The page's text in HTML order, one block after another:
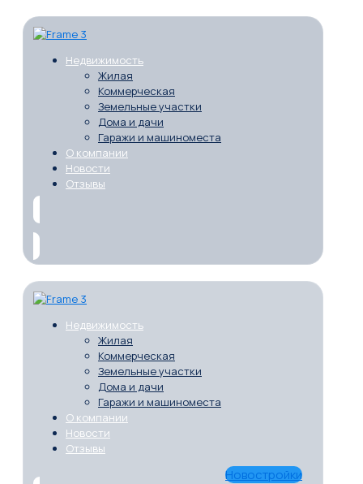
Недвижимость
Жилая
Коммерческая
Земельные участки
Дома и дачи
Гаражи и машиноместа
О компании
Новости
Отзывы
Недвижимость
Жилая
Коммерческая
Земельные участки
Дома и дачи
Гаражи и машиноместа
О компании
Новости
Отзывы
Новостройки